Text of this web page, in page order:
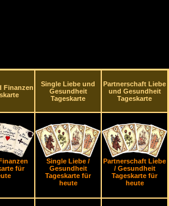
Finanzen
Single Liebe und
Gesundheit
Tageskarte
Partnerschaft Liebe
und Gesundheit
Tageskarte
für
Single Liebe /
Gesundheit
Tageskarte für
heute
Partnerschaft Liebe
/ Gesundheit
Tageskarte für
heute